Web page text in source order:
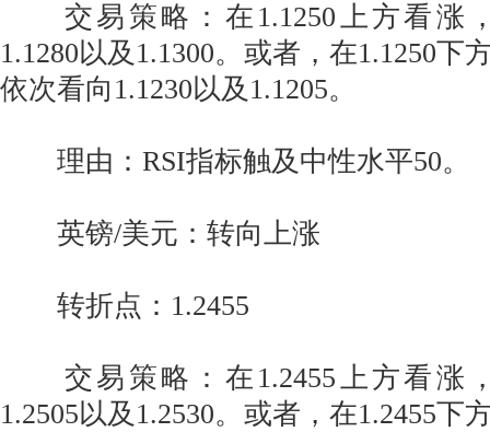
交易策略：在1.1250上方看涨
1.1280以及1.1300。或者，在1.1250下
依次看向1.1230以及1.1205。
理由：RSI指标触及中性水平50。
英镑/美元：转向上涨
转折点：1.2455
交易策略：在1.2455上方看涨
1.2505以及1.2530。或者，在1.2455下